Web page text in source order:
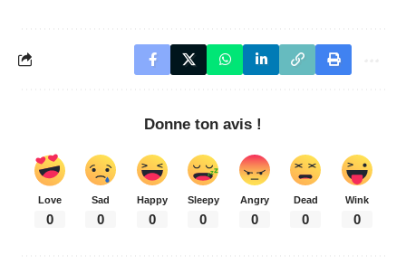
Donne ton avis !
Love
0
Sad
0
Happy
0
Sleepy
0
Angry
0
Dead
0
Wink
0